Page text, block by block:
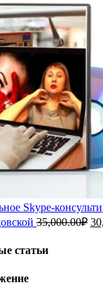
1,000.00₽.
Skype-
35,000.00₽
статьи